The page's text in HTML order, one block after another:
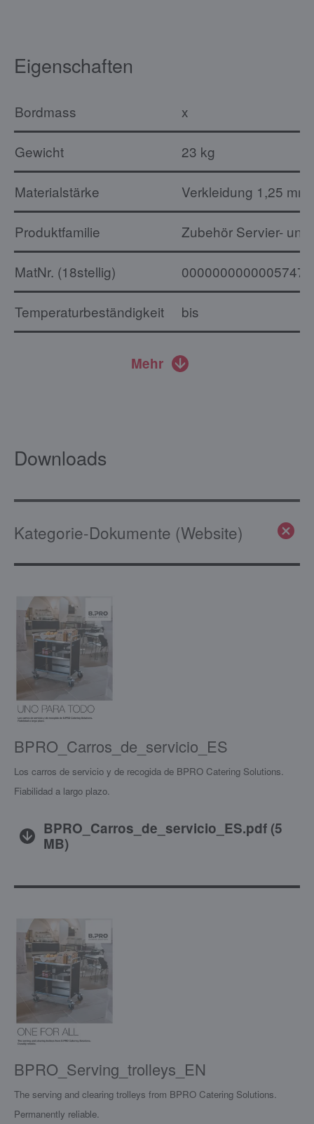
Eigenschaften
Bordmass x
Gewicht 23 kg
Materialstärke Verkleidung 1,25 mm
Produktfamilie Zubehör Servier-
MatNr. (18stellig)
Temperaturbeständigkeit bis
Mehr
Downloads
Kategorie-Dokumente (Website)
BPRO_Carros_de_servicio_ES
Los carros de servicio y de recogida de BPRO Catering Solutions.
Fiabilidad a largo plazo.
BPRO_Carros_de_servicio_ES.pdf(5
MB)
BPRO_Serving_trolleys_EN
The serving and clearing trolleys from BPRO Catering Solutions.
Permanently reliable.